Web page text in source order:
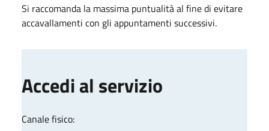
Si raccomanda la massima puntualità al fine di evitare
accavallamenti con gli appuntamenti successivi.
Accedi al servizio
Canale fisico: